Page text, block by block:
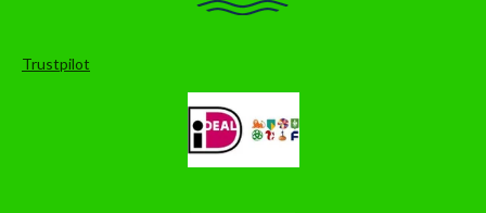
Trustpilot